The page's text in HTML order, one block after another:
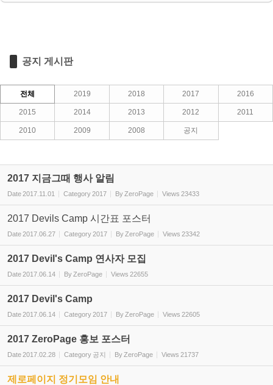
공지 게시판
전체 2019 2018 2017 2016
2015 2014 2013 2012 2011
2010 2009 2008 공지
2017 지금그때 행사 알림
Date2017.11.01 Category2017 By ZeroPage Views 23433
2017 Devils Camp 시간표 포스터
Date2017.06.27 Category2017 By ZeroPage Views 23342
2017 Devil's Camp 연사자 모집
Date2017.06.14 By ZeroPage Views 22655
2017 Devil's Camp
Date2017.06.14 Category2017 By ZeroPage Views 22605
2017 ZeroPage 홍보 포스터
Date2017.02.28 Category 공지 By ZeroPage Views 21737
제로페이지 정기모임 안내